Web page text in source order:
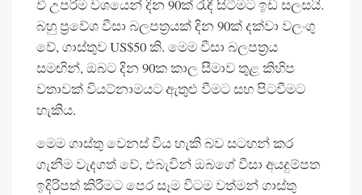
වී උපරිම වශයෙන් දින 90ක් රැඳී සිටීමට ඉඩ සලසයි.
බහු ප්‍රවේශ වීසා බලපත්‍රයක් දින 90ක් දක්වා වලංගු
වේ, ගාස්තුව US$50 කි. මෙම වීසා බලපත්‍රය
සමඟින්, ඔබට දින 90ක කාල සීමාව තුළ කිහිප
වතාවක් වියට්නාමයට ඇතුළු වීමට සහ පිටවීමට
හැකිය.
මෙම ගාස්තු වෙනස් විය හැකි බව සටහන් කර
ගැනීම වැදගත් වේ, එබැවින් ඔබගේ වීසා අයදුම්පත
ඉදිරිපත් කිරීමට පෙර සෑම විටම වත්මන් ගාස්තු